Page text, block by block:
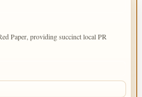
Paper, providing succinct local PR